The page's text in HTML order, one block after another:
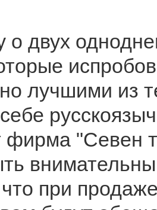
о двух
лучшими из
фирма "Севен
при